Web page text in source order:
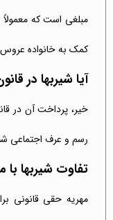
مبلغی است که
کمک به خانواده
آیا شیربها در
خیر، پرداخت آن در
رسم و عرف اجتماعی
تفاوت شیربها
مهریه حقی قانونی